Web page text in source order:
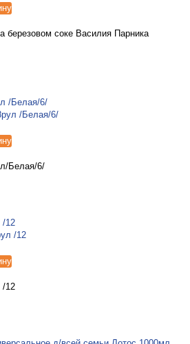
соке Василия Парника
/Белая/6/
Белая/6/
/12
/12